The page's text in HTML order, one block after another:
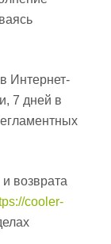
Интернет-
7 дней в
возврата
cooler-